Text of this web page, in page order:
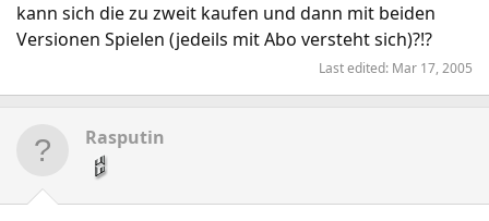
kann sich die zu zweit kaufen und dann mit beiden
Versionen Spielen (jedeils mit Abo versteht sich)?!?
Last edited: Mar 17, 2005
Rasputin